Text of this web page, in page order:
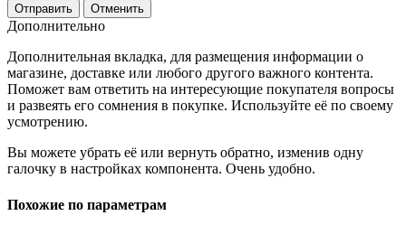
Отменить
Дополнительно
Дополнительная вкладка, для размещения информации о
магазине, доставке или любого другого важного контента.
Поможет вам ответить на интересующие покупателя вопросы
и развеять его сомнения в покупке. Используйте её по своему
усмотрению.
Вы можете убрать её или вернуть обратно, изменив одну
галочку в настройках компонента. Очень удобно.
Похожие по параметрам